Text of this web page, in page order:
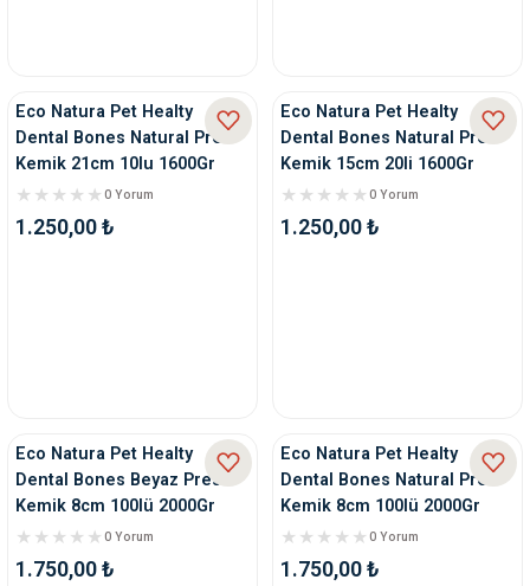
Eco Natura Pet Healty
Dental Bones Natural Pres
Kemik 21cm 10lu 1600Gr
0 Yorum
1.250,00 ₺
Eco Natura Pet Healty
Dental Bones Natural Pres
Kemik 15cm 20li 1600Gr
0 Yorum
1.250,00 ₺
Eco Natura Pet Healty
Dental Bones Beyaz Pres
Kemik 8cm 100lü 2000Gr
0 Yorum
1.750,00 ₺
Eco Natura Pet Healty
Dental Bones Natural Pres
Kemik 8cm 100lü 2000Gr
0 Yorum
1.750,00 ₺